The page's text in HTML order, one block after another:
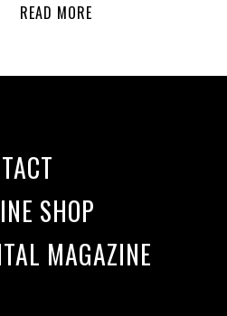
READ MORE
SHOP
MAGAZINE